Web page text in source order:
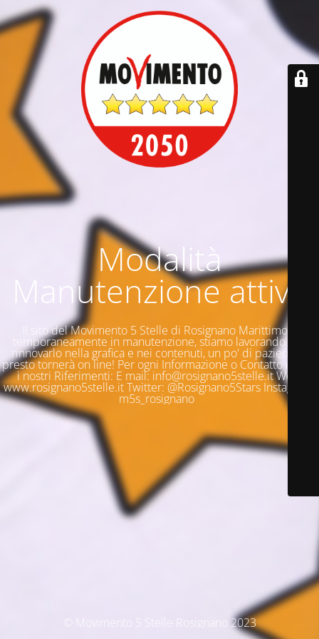
Modalità
Manutenzione attiva
Il sito del Movimento 5 Stelle di Rosignano Marittimo è
temporaneamente in manutenzione, stiamo lavorando per
rinnovarlo nella grafica e nei contenuti, un po' di pazienza e
presto tornerà on line! Per ogni Informazione o Contatto questi
i nostri Riferimenti: E mail: info@rosignano5stelle.it Web:
www.rosignano5stelle.it Twitter: @Rosignano5Stars Instagram:
m5s_rosignano
© Movimento 5 Stelle Rosignano 2023